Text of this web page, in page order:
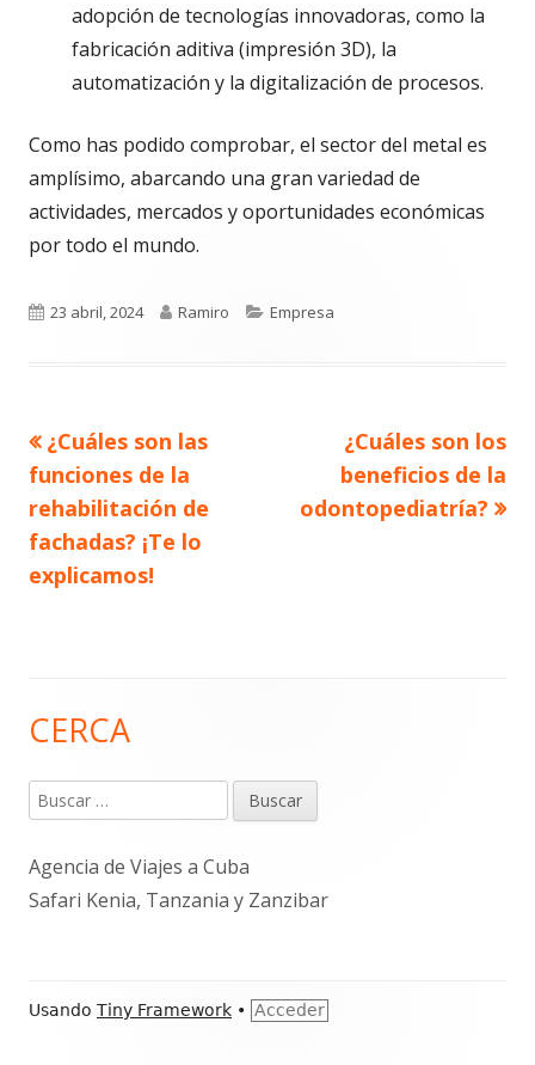
adopción de tecnologías innovadoras, como la
fabricación aditiva (impresión 3D), la
automatización y la digitalización de procesos.
Como has podido comprobar, el sector del metal es
amplísimo, abarcando una gran variedad de
actividades, mercados y oportunidades económicas
por todo el mundo.
Publicado
23 abril, 2024 Autor
Ramiro Categorías
Empresa
Navegación
de
entradas
Artículo
anterior
¿Cuáles son las
funciones de la
rehabilitación de
fachadas? ¡Te lo
explicamos!
Artículo
siguiente
¿Cuáles son los
beneficios de la
odontopediatría?
Barra
lateral
CERCA
Buscar:
Agencia de Viajes a Cuba
Safari Kenia, Tanzania y Zanzibar
Contenido
Usando Tiny Framework • Acceder